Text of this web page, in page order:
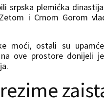
srpska plemićka
i Crnom Gorom
moći, ostali su
ove prostore donijeli